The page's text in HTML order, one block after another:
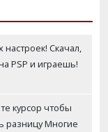
настроек! Скачал,
PSP и играешь!
курсор чтобы
разницу Многие